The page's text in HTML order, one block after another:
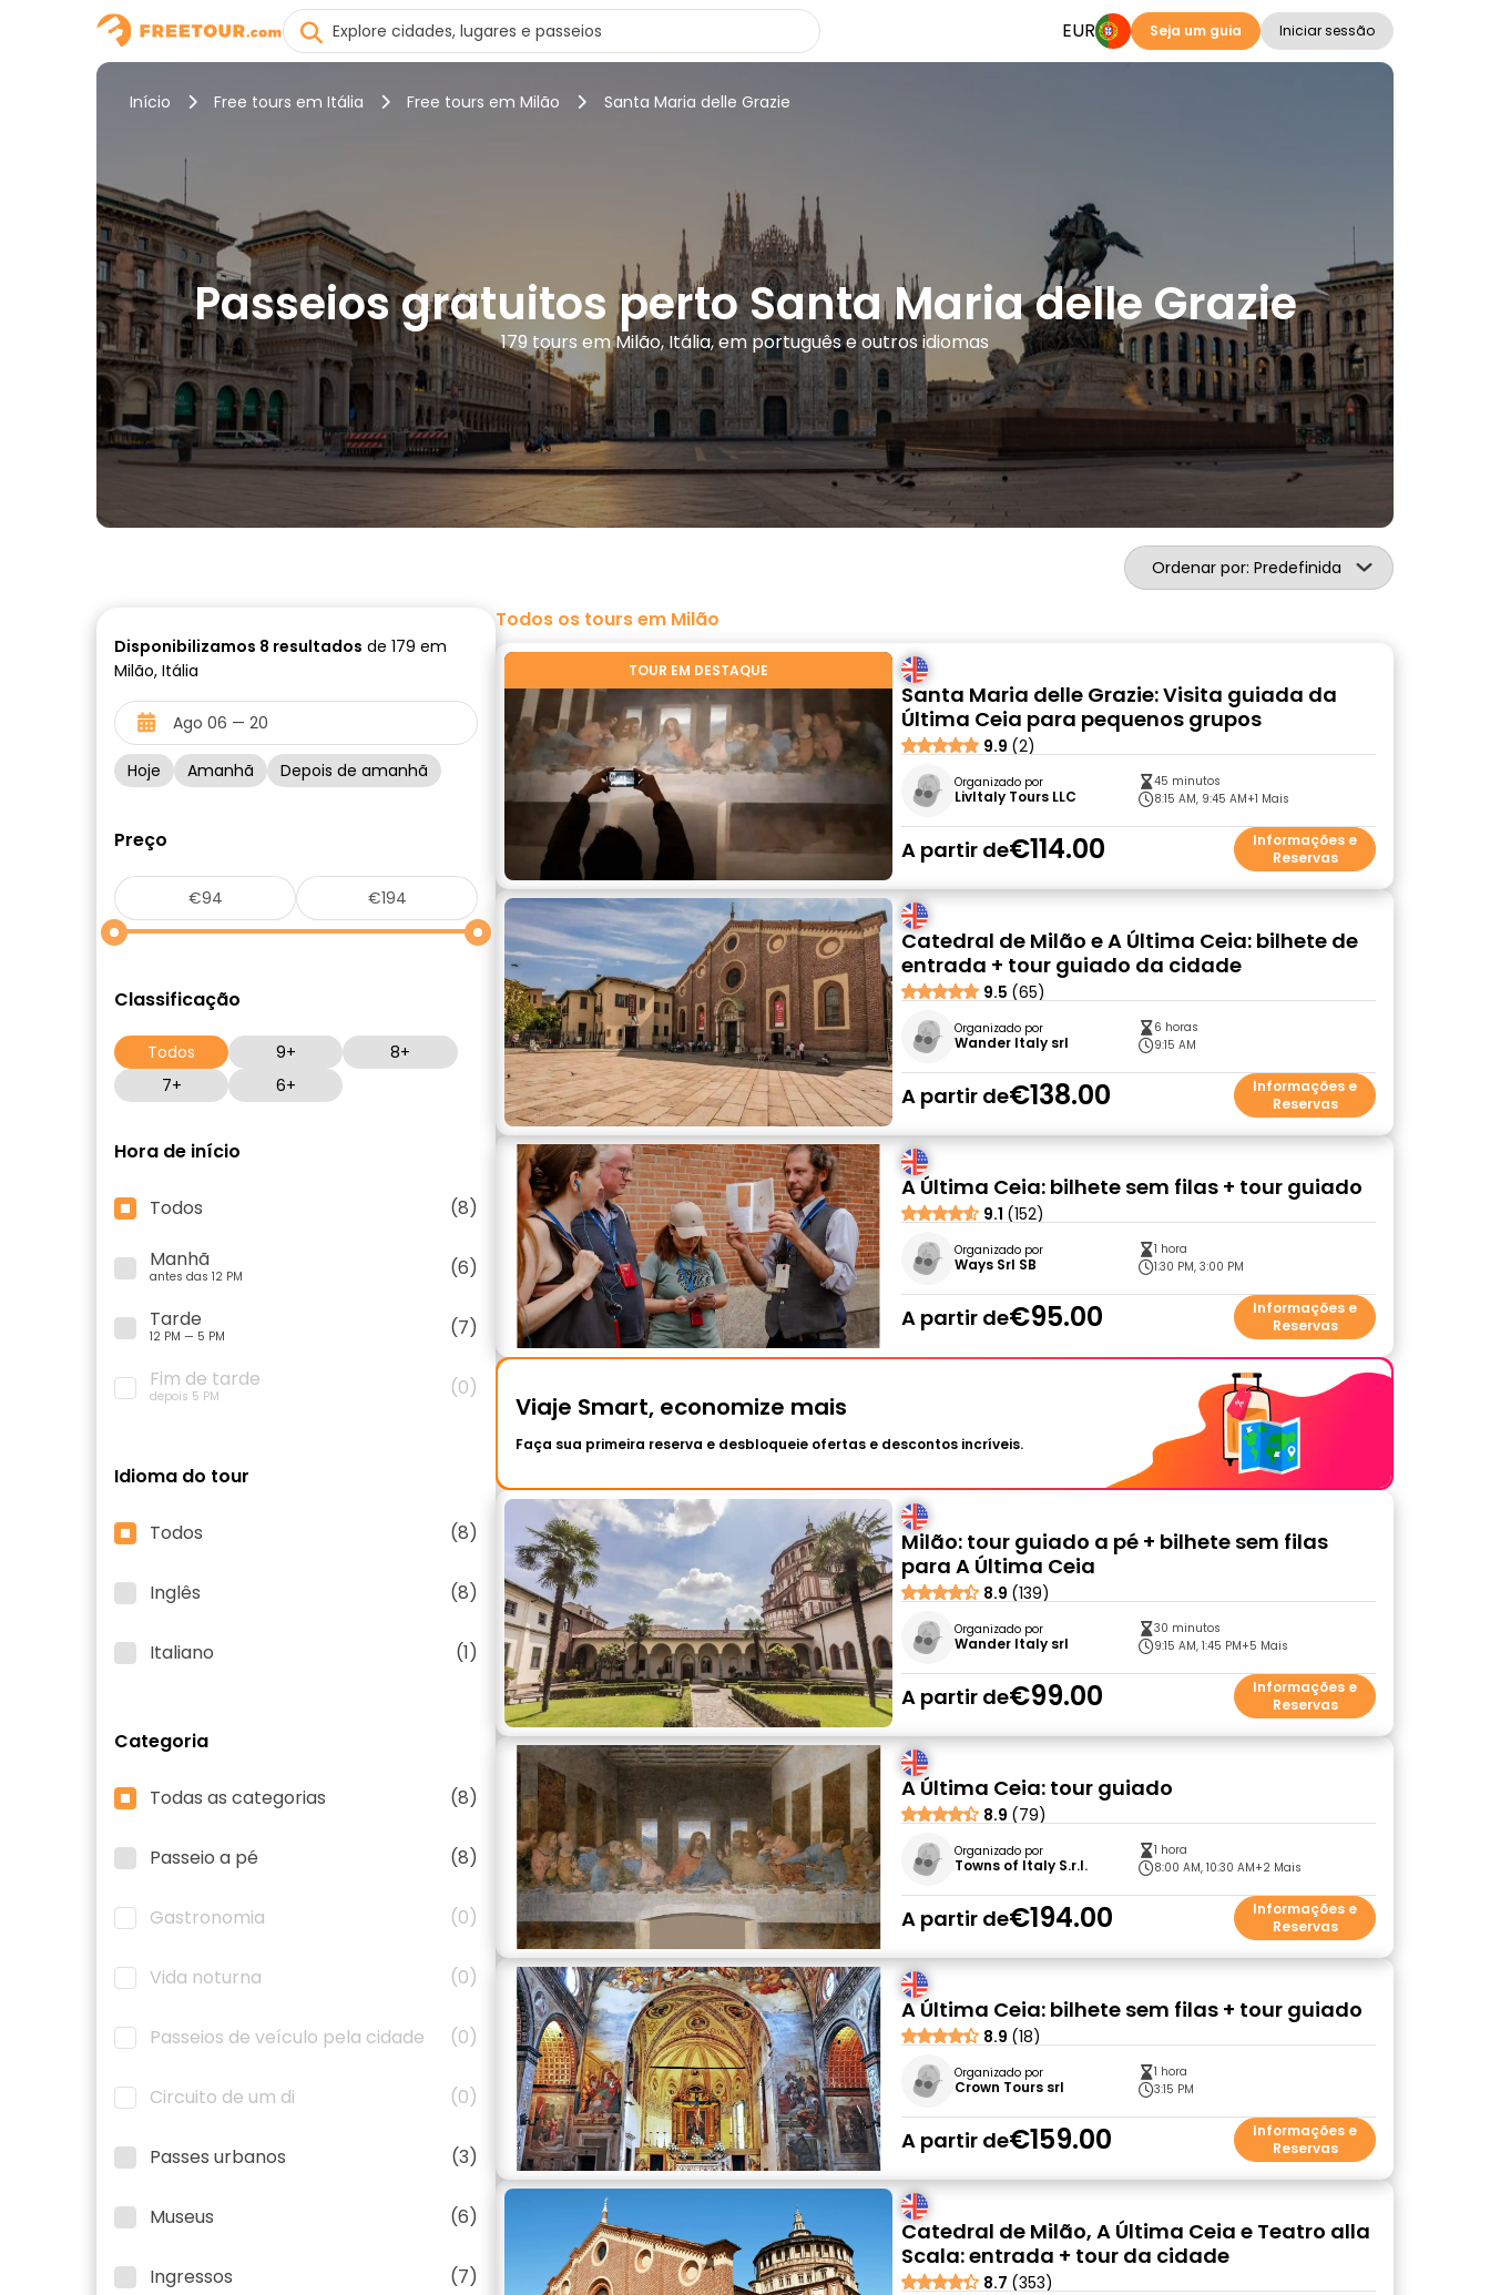
EUR Seja um guia Iniciar sessão
Início Free tours em Itália Free tours em Milão Santa Maria delle Grazie
Passeios gratuitos perto Santa Maria delle Grazie
179 tours em Milão, Itália, em português e outros idiomas
Ordenar por: Predefinida
Disponibilizamos 8 resultados de 179 em
Milão, Itália
Hoje Amanhã Depois de amanhã
Preço
Classificação
Todos 9+
8+
7+
6+
Hora de início
Todos
(8)
Manhã
antes das 12 PM
(6)
Tarde
12 PM — 5 PM
(7)
Fim de tarde
depois 5 PM (0)
Idioma do tour
Todos (8)
Inglês (8)
Italiano (1)
Categoria
Todas as categorias (8)
Passeio a pé (8)
Gastronomia (0)
Vida noturna (0)
Passeios de veículo pela cidade (0)
Circuito de um di (0)
Passes urbanos (3)
Museus (6)
Ingressos (7)
Todos os tours em Milão
TOUR EM DESTAQUE
Santa Maria delle Grazie: Visita guiada da
Última Ceia para pequenos grupos
9.9 (2)
Organizado por
LivItaly Tours LLC
45 minutos
8:15 AM, 9:45 AM+1 Mais
A partir de€114.00
Informações e
Reservas
Catedral de Milão e A Última Ceia: bilhete de
entrada + tour guiado da cidade
9.5 (65)
Organizado por
Wander Italy srl
6 horas
9:15 AM
A partir de€138.00
Informações e
Reservas
A Última Ceia: bilhete sem filas + tour guiado
9.1 (152)
Organizado por
Ways Srl SB
1 hora
1:30 PM, 3:00 PM
A partir de€95.00
Informações e
Reservas
Viaje Smart, economize mais
Faça sua primeira reserva e desbloqueie ofertas e descontos incríveis.
Milão: tour guiado a pé + bilhete sem filas
para A Última Ceia
8.9 (139)
Organizado por
Wander Italy srl
30 minutos
9:15 AM, 1:45 PM+5 Mais
A partir de€99.00
Informações e
Reservas
A Última Ceia: tour guiado
8.9 (79)
Organizado por
Towns of Italy S.r.l.
1 hora
8:00 AM, 10:30 AM+2 Mais
A partir de€194.00
Informações e
Reservas
A Última Ceia: bilhete sem filas + tour guiado
8.9 (18)
Organizado por
Crown Tours srl
1 hora
3:15 PM
A partir de€159.00
Informações e
Reservas
Catedral de Milão, A Última Ceia e Teatro alla
Scala: entrada + tour da cidade
8.7 (353)